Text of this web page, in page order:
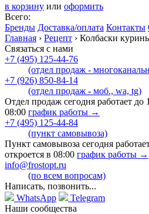
в корзину или оформить
Всего:
Бренды Доставка/оплата Контакты
Главная › Рецепт › Колбаски
Связаться с нами
+7 (495) 125-44-76
(отдел продаж -
+7 (926) 850-84-14
(отдел продаж - моб., wa, tg)
Отдел продаж сегодня работает до
08:00 график работы →
+7 (495) 125-44-84
(пункт самовывоза)
Пункт самовывоза сегодня
откроется в 08:00 график работы →
info@frostopt.ru
(по всем вопросам)
Написать, позвонить...
WhatsApp
Telegram
Наши сообщества